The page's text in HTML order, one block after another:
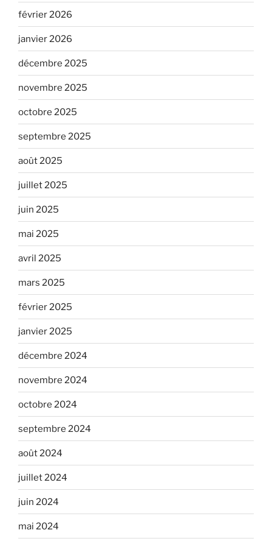
février 2026
janvier 2026
décembre 2025
novembre 2025
octobre 2025
septembre 2025
août 2025
juillet 2025
juin 2025
mai 2025
avril 2025
mars 2025
février 2025
janvier 2025
décembre 2024
novembre 2024
octobre 2024
septembre 2024
août 2024
juillet 2024
juin 2024
mai 2024